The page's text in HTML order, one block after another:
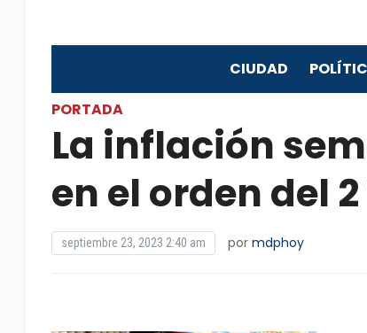
CIUDAD
PORTADA
La inflación
en el orden del 2
septiembre 23, 2023 2:40 am por mdphoy